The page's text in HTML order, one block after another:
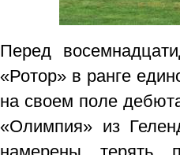
Перед
«Ротор» в ранге
на своем поле
«Олимпия» из